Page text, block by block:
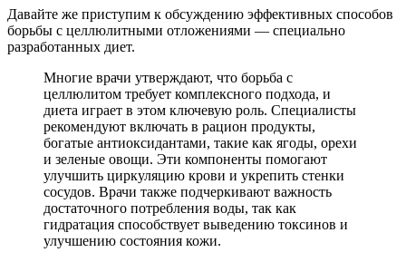
Давайте же приступим к обсуждению эффективных способов
борьбы с целлюлитными отложениями — специально
разработанных диет.
Многие врачи утверждают, что борьба с
целлюлитом требует комплексного подхода, и
диета играет в этом ключевую роль. Специалисты
рекомендуют включать в рацион продукты,
богатые антиоксидантами, такие как ягоды, орехи
и зеленые овощи. Эти компоненты помогают
улучшить циркуляцию крови и укрепить стенки
сосудов. Врачи также подчеркивают важность
достаточного потребления воды, так как
гидратация способствует выведению токсинов и
улучшению состояния кожи.